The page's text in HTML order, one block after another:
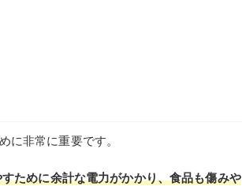
に非常に重要です。
ために余計な電力がかかり、食品も傷みや